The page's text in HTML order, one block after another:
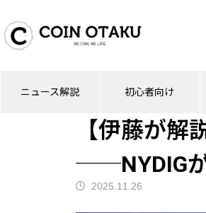
ニュース解説 初心者向け
ニュース解説
【伊藤が
──NYDIGが
2025.11.26